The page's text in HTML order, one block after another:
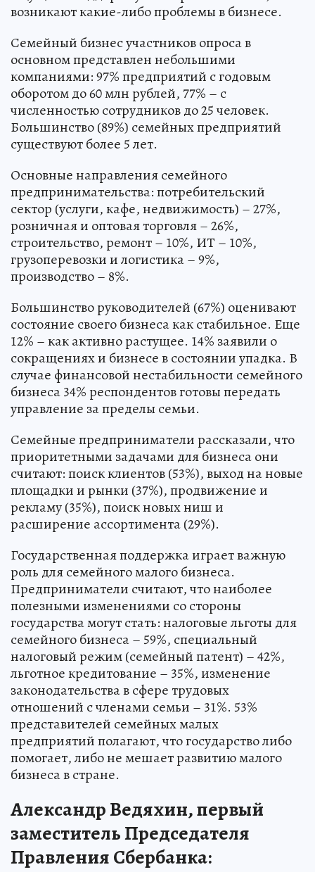
возникают какие-либо проблемы в бизнесе.
Семейный бизнес участников опроса в
основном представлен небольшими
компаниями: 97% предприятий с годовым
оборотом до 60 млн рублей, 77% – с
численностью сотрудников до 25 человек.
Большинство (89%) семейных предприятий
существуют более 5 лет.
Основные направления семейного
предпринимательства: потребительский
сектор (услуги, кафе, недвижимость) – 27%,
розничная и оптовая торговля – 26%,
строительство, ремонт – 10%, ИТ – 10%,
грузоперевозки и логистика – 9%,
производство – 8%.
Большинство руководителей (67%) оценивают
состояние своего бизнеса как стабильное. Еще
12% – как активно растущее. 14% заявили о
сокращениях и бизнесе в состоянии упадка. В
случае финансовой нестабильности семейного
бизнеса 34% респондентов готовы передать
управление за пределы семьи.
Семейные предприниматели рассказали, что
приоритетными задачами для бизнеса они
считают: поиск клиентов (53%), выход на новые
площадки и рынки (37%), продвижение и
рекламу (35%), поиск новых ниш и
расширение ассортимента (29%).
Государственная поддержка играет важную
роль для семейного малого бизнеса.
Предприниматели считают, что наиболее
полезными изменениями со стороны
государства могут стать: налоговые льготы для
семейного бизнеса – 59%, специальный
налоговый режим (семейный патент) – 42%,
льготное кредитование – 35%, изменение
законодательства в сфере трудовых
отношений с членами семьи – 31%. 53%
представителей семейных малых
предприятий полагают, что государство либо
помогает, либо не мешает развитию малого
бизнеса в стране.
Александр Ведяхин, первый
заместитель Председателя
Правления Сбербанка: